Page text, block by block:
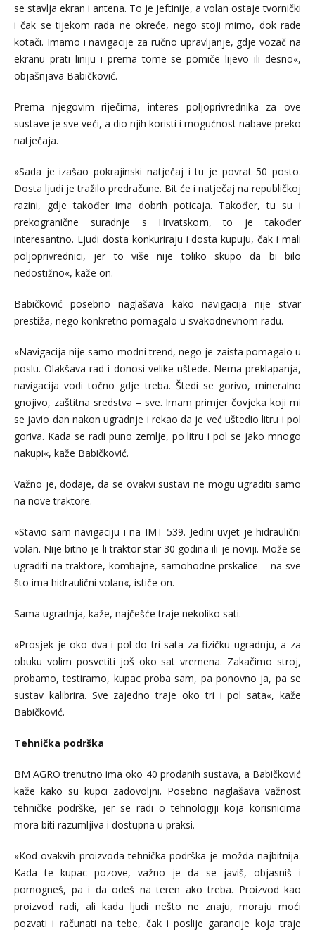
se stavlja ekran i antena. To je jeftinije, a volan ostaje tvornički
i čak se tijekom rada ne okreće, nego stoji mirno, dok rade
kotači. Imamo i navigacije za ručno upravljanje, gdje vozač na
ekranu prati liniju i prema tome se pomiče lijevo ili desno«,
objašnjava Babičković.
Prema njegovim riječima, interes poljoprivrednika za ove
sustave je sve veći, a dio njih koristi i mogućnost nabave preko
natječaja.
»Sada je izašao pokrajinski natječaj i tu je povrat 50 posto.
Dosta ljudi je tražilo predračune. Bit će i natječaj na republičkoj
razini, gdje također ima dobrih poticaja. Također, tu su i
prekogranične suradnje s Hrvatskom, to je također
interesantno. Ljudi dosta konkuriraju i dosta kupuju, čak i mali
poljoprivrednici, jer to više nije toliko skupo da bi bilo
nedostižno«, kaže on.
Babičković posebno naglašava kako navigacija nije stvar
prestiža, nego konkretno pomagalo u svakodnevnom radu.
»Navigacija nije samo modni trend, nego je zaista pomagalo u
poslu. Olakšava rad i donosi velike uštede. Nema preklapanja,
navigacija vodi točno gdje treba. Štedi se gorivo, mineralno
gnojivo, zaštitna sredstva – sve. Imam primjer čovjeka koji mi
se javio dan nakon ugradnje i rekao da je već uštedio litru i pol
goriva. Kada se radi puno zemlje, po litru i pol se jako mnogo
nakupi«, kaže Babičković.
Važno je, dodaje, da se ovakvi sustavi ne mogu ugraditi samo
na nove traktore.
»Stavio sam navigaciju i na IMT 539. Jedini uvjet je hidraulični
volan. Nije bitno je li traktor star 30 godina ili je noviji. Može se
ugraditi na traktore, kombajne, samohodne prskalice – na sve
što ima hidraulični volan«, ističe on.
Sama ugradnja, kaže, najčešće traje nekoliko sati.
»Prosjek je oko dva i pol do tri sata za fizičku ugradnju, a za
obuku volim posvetiti još oko sat vremena. Zakačimo stroj,
probamo, testiramo, kupac proba sam, pa ponovno ja, pa se
sustav kalibrira. Sve zajedno traje oko tri i pol sata«, kaže
Babičković.
Tehnička podrška
BM AGRO trenutno ima oko 40 prodanih sustava, a Babičković
kaže kako su kupci zadovoljni. Posebno naglašava važnost
tehničke podrške, jer se radi o tehnologiji koja korisnicima
mora biti razumljiva i dostupna u praksi.
»Kod ovakvih proizvoda tehnička podrška je možda najbitnija.
Kada te kupac pozove, važno je da se javiš, objasniš i
pomogneš, pa i da odeš na teren ako treba. Proizvod kao
proizvod radi, ali kada ljudi nešto ne znaju, moraju moći
pozvati i računati na tebe, čak i poslije garancije koja traje